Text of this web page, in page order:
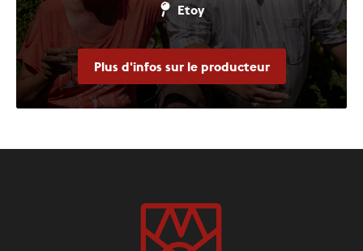
Etoy
Plus d'infos sur le producteur